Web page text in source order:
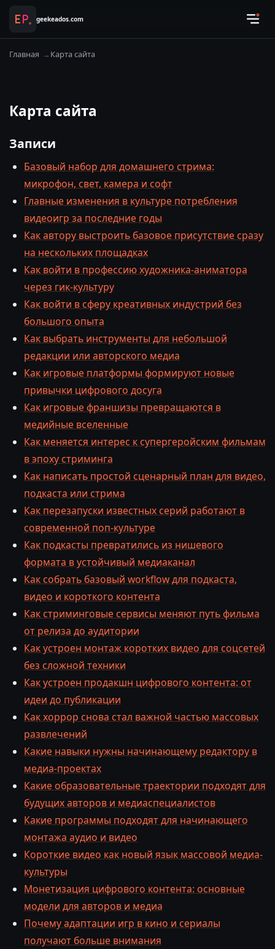
geekeados.com
Главная Карта сайта
Карта сайта
Записи
Базовый набор для домашнего стрима:
микрофон, свет, камера и софт
Главные изменения в культуре потребления
видеоигр за последние годы
Как автору выстроить базовое присутствие сразу
на нескольких площадках
Как войти в профессию художника-аниматора
через гик-культуру
Как войти в сферу креативных индустрий без
большого опыта
Как выбрать инструменты для небольшой
редакции или авторского медиа
Как игровые платформы формируют новые
привычки цифрового досуга
Как игровые франшизы превращаются в
медийные вселенные
Как меняется интерес к супергеройским фильмам
в эпоху стриминга
Как написать простой сценарный план для видео,
подкаста или стрима
Как перезапуски известных серий работают в
современной поп-культуре
Как подкасты превратились из нишевого
формата в устойчивый медиаканал
Как собрать базовый workflow для подкаста,
видео и короткого контента
Как стриминговые сервисы меняют путь фильма
от релиза до аудитории
Как устроен монтаж коротких видео для соцсетей
без сложной техники
Как устроен продакшн цифрового контента: от
идеи до публикации
Как хоррор снова стал важной частью массовых
развлечений
Какие навыки нужны начинающему редактору в
медиа-проектах
Какие образовательные траектории подходят для
будущих авторов и медиаспециалистов
Какие программы подходят для начинающего
монтажа аудио и видео
Короткие видео как новый язык массовой медиа-
культуры
Монетизация цифрового контента: основные
модели для авторов и медиа
Почему адаптации игр в кино и сериалы
получают больше внимания